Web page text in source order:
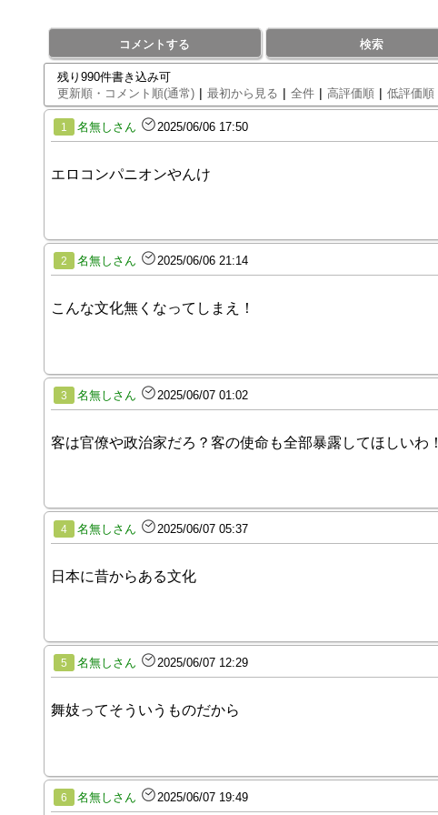
コメントする 検索
残り990件書き込み可
更新順・コメント順(通常) | 最初から見る | 全件 | 高評価順 | 低評価順
1 名無しさん 2025/06/06 17:50
エロコンパニオンやんけ
2 名無しさん 2025/06/06 21:14
こんな文化無くなってしまえ！
3 名無しさん 2025/06/07 01:02
客は官僚や政治家だろ？客の使命も全部暴露してほしいわ！
4 名無しさん 2025/06/07 05:37
日本に昔からある文化
5 名無しさん 2025/06/07 12:29
舞妓ってそういうものだから
6 名無しさん 2025/06/07 19:49